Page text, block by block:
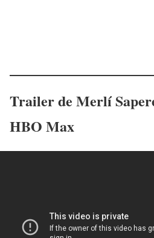
Trailer de Merlí
HBO Max